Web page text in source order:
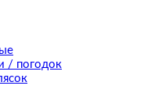
/ погодок